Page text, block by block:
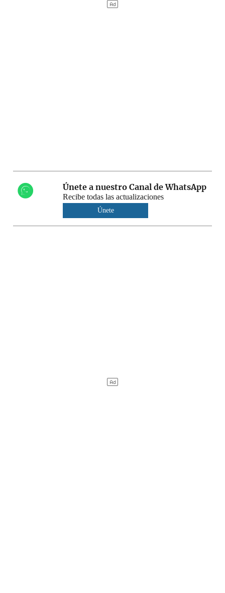
Únete a nuestro Canal de WhatsApp
Recibe todas las actualizaciones
Únete